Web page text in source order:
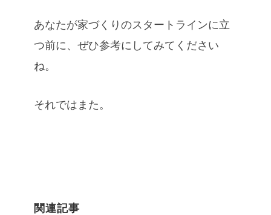
あなたが家づくりのスタートラインに立
つ前に、ぜひ参考にしてみてください
ね。
それではまた。
関連記事